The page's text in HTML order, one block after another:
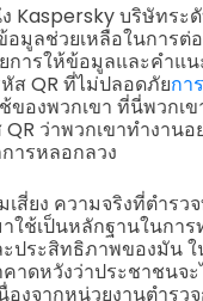
Kaspersky บริษัทระ
มูลช่วยเหลือในการต่
การให้ข้อมูลและคำแ
ส QR ที่ไม่ปลอดภัยกา
ของพวกเขา ที่นี่พวกเ
ว่าพวกเขาทำงานอ
ารหลอกลวง
เสี่ยง ความจริงที่ตำรว
ใช้เป็นหลักฐานในการ
ประสิทธิภาพของมัน ใ
คาดหวังว่าประชาชนจะ
งจากหน่วยงานตำรว